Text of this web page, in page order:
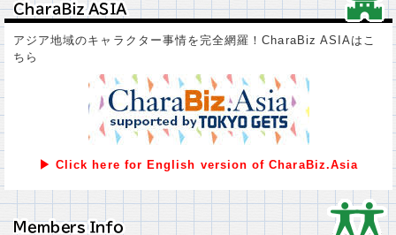
ＣｈａｒａＢｉｚ ＡＳＩＡ
ＣｈａｒａＢｉｚ ＡＳＩＡ
アジア地域のキャラクター事情を完全網羅！CharaBiz ASIAはこ
ちら
▶ Click here for English version of CharaBiz.Asia
Ｍｅｍｂｅｒｓ Ｉｎｆｏ
Ｍｅｍｂｅｒｓ Ｉｎｆｏ